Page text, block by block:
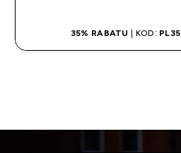
35% RABATU | KOD: PL35